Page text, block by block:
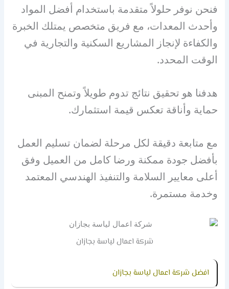
فنحن نوفر حلولاً متقدمة باستخدام أفضل المواد
وأحدث المعدات، مع فريق متخصص يمتلك الخبرة
والكفاءة لإنجاز المشاريع السكنية والتجارية في
الوقت المحدد.
هدفنا هو تحقيق نتائج تدوم طويلاً وتمنح المبنى
حماية وأناقة تعكس قيمة استثمارك.
مع متابعة دقيقة لكل مرحلة لضمان تسليم العمل
بأفضل جودة ممكنة ورضا كامل من العميل وفق
أعلى معايير السلامة والتنفيذ الهندسي المعتمد
وخدمة مستمرة.
شركة اعمال لياسة بجازان
افضل شركة اعمال لياسة بجازان